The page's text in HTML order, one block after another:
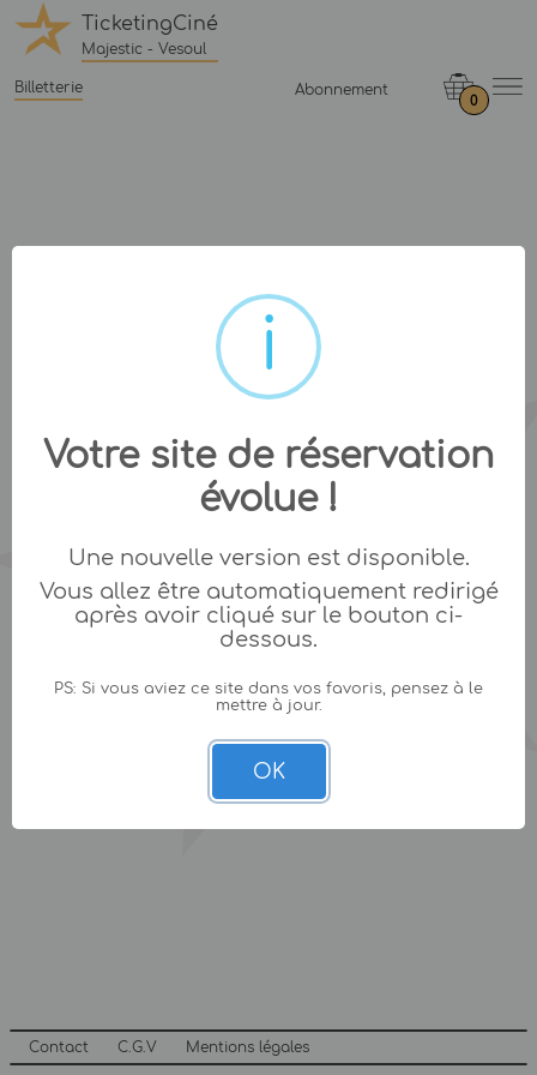
TicketingCiné
Majestic - Vesoul
Billetterie Abonnement
0
Contact C.G.V Mentions légales
Votre site de réservation
évolue !
Une nouvelle version est disponible.
Vous allez être automatiquement redirigé
après avoir cliqué sur le bouton ci-
dessous.
PS: Si vous aviez ce site dans vos favoris, pensez à le
mettre à jour.
OK